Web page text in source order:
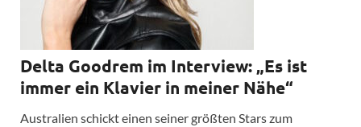
Delta Goodrem im Interview: „Es ist
immer ein Klavier in meiner Nähe“
Australien schickt einen seiner größten Stars zum